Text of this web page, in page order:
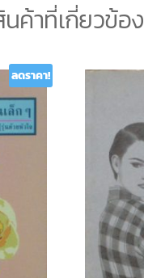
ค้าที่เกี่ยวข้อง
ลดราคา!